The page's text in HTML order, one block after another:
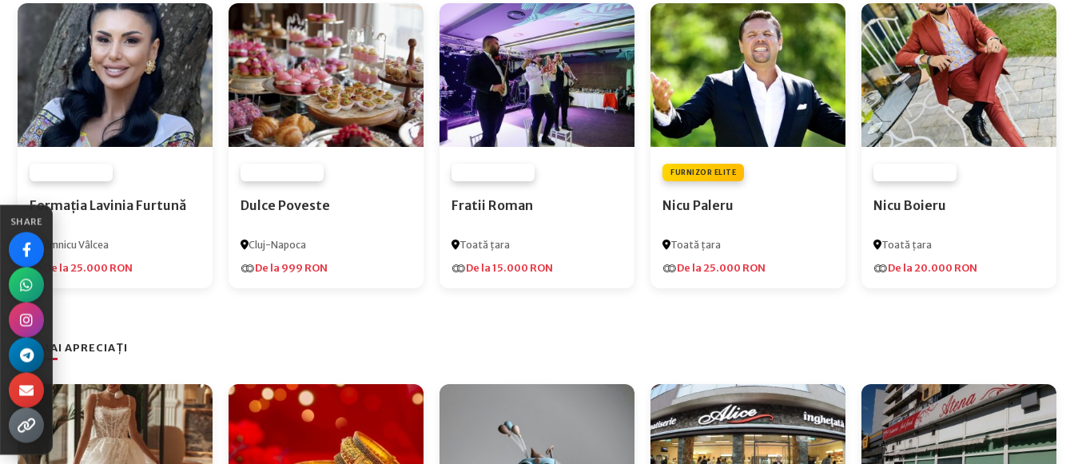
SHARE
Formația Lavinia Furtună
Râmnicu Vâlcea
De la 25.000 RON
Dulce Poveste
Cluj-Napoca
De la 999 RON
Fratii Roman
Toată țara
De la 15.000 RON
FURNIZOR ELITE
Nicu Paleru
Toată țara
De la 25.000 RON
Nicu Boieru
Toată țara
De la 20.000 RON
CEI MAI APRECIAȚI